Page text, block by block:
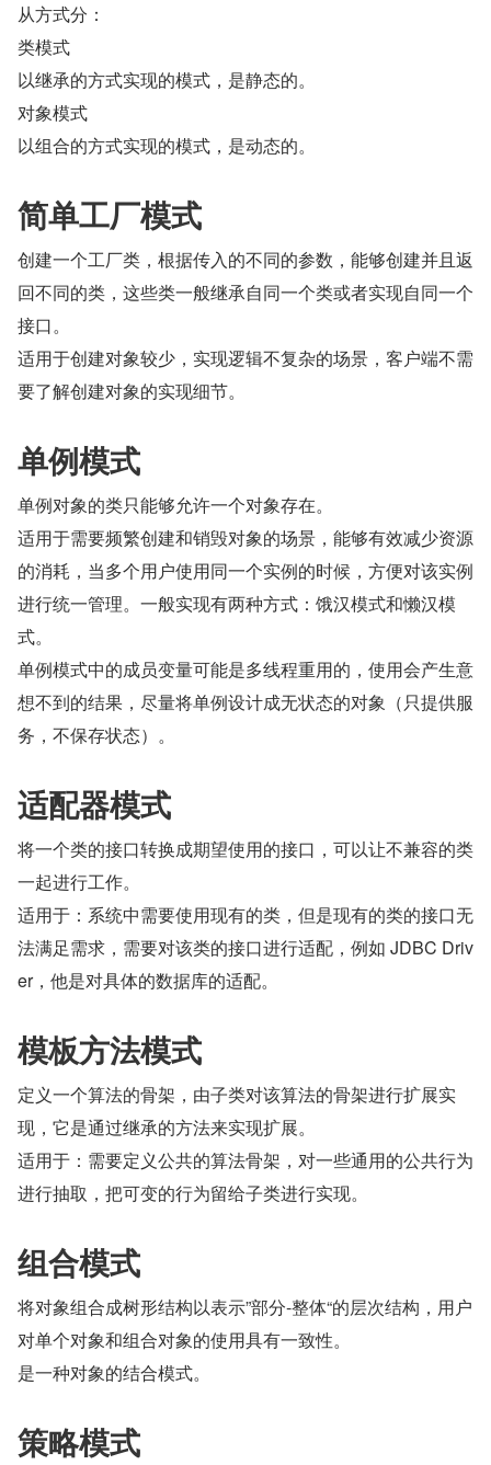
从方式分：
类模式
以继承的方式实现的模式，是静态的。
对象模式
以组合的方式实现的模式，是动态的。
简单工厂模式
创建一个工厂类，根据传入的不同的参数，能够创建并且返
回不同的类，这些类一般继承自同一个类或者实现自同一个
接口。
适用于创建对象较少，实现逻辑不复杂的场景，客户端不需
要了解创建对象的实现细节。
单例模式
单例对象的类只能够允许一个对象存在。
适用于需要频繁创建和销毁对象的场景，能够有效减少资源
的消耗，当多个用户使用同一个实例的时候，方便对该实例
进行统一管理。一般实现有两种方式：饿汉模式和懒汉模
式。
单例模式中的成员变量可能是多线程重用的，使用会产生意
想不到的结果，尽量将单例设计成无状态的对象（只提供服
务，不保存状态）。
适配器模式
将一个类的接口转换成期望使用的接口，可以让不兼容的类
一起进行工作。
适用于：系统中需要使用现有的类，但是现有的类的接口无
法满足需求，需要对该类的接口进行适配，例如 JDBC Driv
er，他是对具体的数据库的适配。
模板方法模式
定义一个算法的骨架，由子类对该算法的骨架进行扩展实
现，它是通过继承的方法来实现扩展。
适用于：需要定义公共的算法骨架，对一些通用的公共行为
进行抽取，把可变的行为留给子类进行实现。
组合模式
将对象组合成树形结构以表示”部分-整体“的层次结构，用户
对单个对象和组合对象的使用具有一致性。
是一种对象的结合模式。
策略模式